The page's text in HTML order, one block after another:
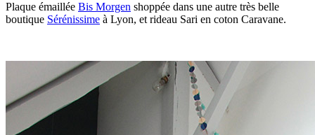
Plaque émaillée Bis Morgen shoppée dans une autre très belle
boutique Sérénissime à Lyon, et rideau Sari en coton Caravane.